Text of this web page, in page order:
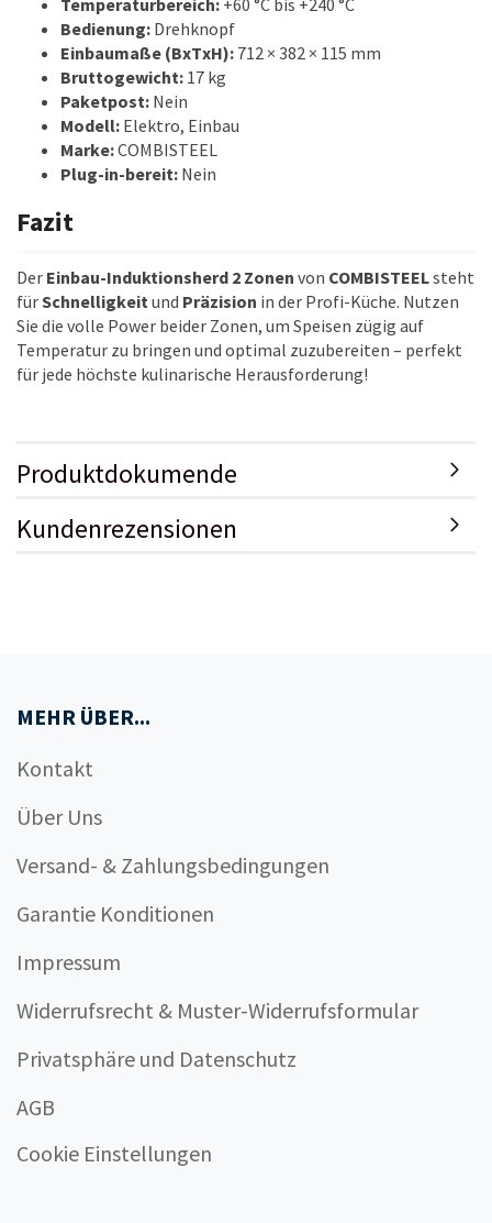
Temperaturbereich: +60 °C bis +240 °C
Bedienung: Drehknopf
Einbaumaße (BxTxH): 712 × 382 × 115 mm
Bruttogewicht: 17 kg
Paketpost: Nein
Modell: Elektro, Einbau
Marke:COMBISTEEL
Plug-in-bereit: Nein
Fazit
Der Einbau-Induktionsherd 2 Zonen von COMBISTEELsteht
fürSchnelligkeitund Präzision in der Profi-Küche. Nutzen
Sie die volle Power beider Zonen, um Speisen zügig auf
Temperatur zu bringen und optimal zuzubereiten – perfekt
für jede höchste kulinarische Herausforderung!
Produktdokumende
Kundenrezensionen
MEHR ÜBER...
Kontakt
Über Uns
Versand- & Zahlungsbedingungen
Garantie Konditionen
Impressum
Widerrufsrecht & Muster-Widerrufsformular
Privatsphäre und Datenschutz
AGB
Cookie Einstellungen